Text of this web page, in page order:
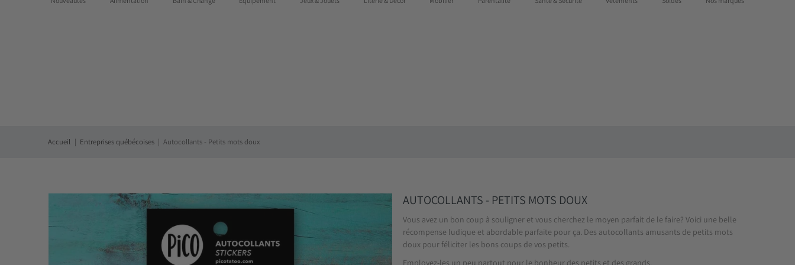
Accueil Entreprises québécoises Autocollants - Petits mots doux
AUTOCOLLANTS - PETITS MOTS DOUX
Vous avez un bon coup à souligner et vous cherchez le moyen parfait de le faire? Voici une belle
récompense ludique et abordable parfaite pour ça. Des autocollants amusants de petits mots
doux pour féliciter les bons coups de vos petits.
Employez-les un peu partout pour le bonheur des petits et des grands.